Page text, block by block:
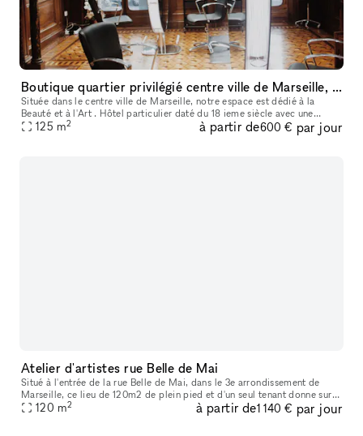
Boutique quartier privilégié centre ville de Marseille, espace atypique .
Située dans le centre ville de Marseille, notre espace est dédié à la
Beauté et à l'Art . Hôtel particulier daté du 18 ieme siècle avec une
verrière Art Déco, nous proposons à la fois un espace pour
125 m2 à partir de600 € par jour
Atelier d'artistes rue Belle de Mai
Situé à l'entrée de la rue Belle de Mai, dans le 3e arrondissement de
Marseille, ce lieu de 120m2 de plein pied et d'un seul tenant donne sur
une rue calme à sens unique. Les murs et le plafond sont
120 m2 à partir de1 140 € par jour